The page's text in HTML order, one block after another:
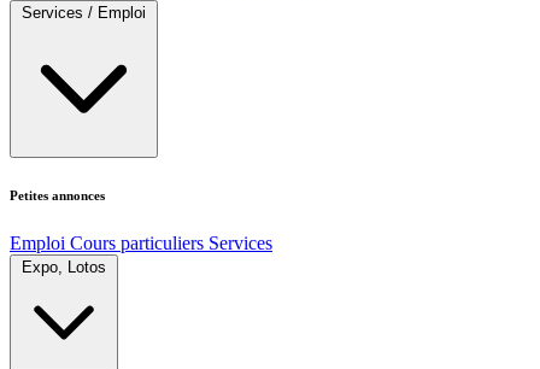
Services / Emploi
Petites annonces
Emploi Cours particuliers Services
Expo, Lotos